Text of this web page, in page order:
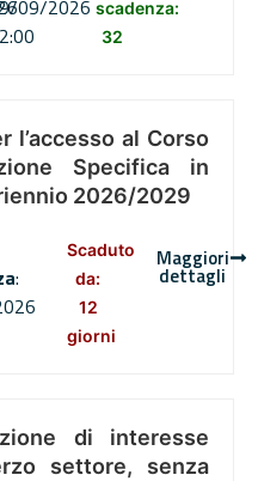
09/2026 scadenza:
32
l’accesso al Corso
Specifica in
2026/2029
:
Scaduto
da:
12
giorni
Maggiori
dettagli
di interesse
settore, senza